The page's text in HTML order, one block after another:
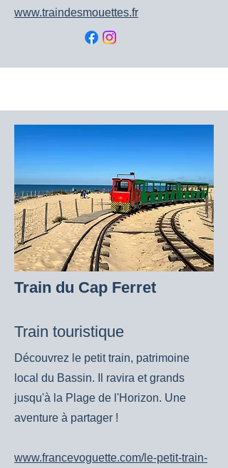
www.traindesmouettes.fr
Train du Cap Ferret
Train touristique
Découvrez le petit train, patrimoine
local du Bassin. Il ravira et grands
jusqu'à la Plage de l'Horizon. Une
aventure à partager !
www.francevoguette.com/le-petit-train-